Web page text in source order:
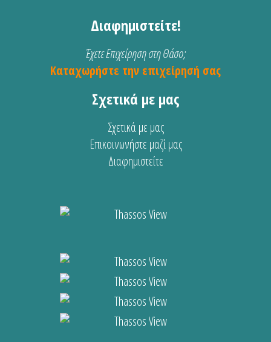
Διαφημιστείτε!
Έχετε Επιχείρηση στη Θάσο;
Καταχωρήστε την επιχείρησή σας
Σχετικά με μας
Σχετικά με μας
Επικοινωνήστε μαζί μας
Διαφημιστείτε